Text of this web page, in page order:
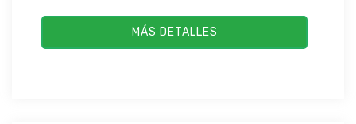
MÁS DETALLES